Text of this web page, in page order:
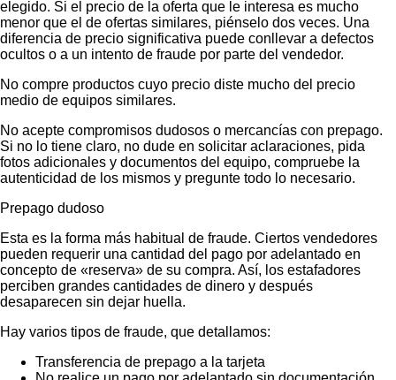
elegido. Si el precio de la oferta que le interesa es mucho
menor que el de ofertas similares, piénselo dos veces. Una
diferencia de precio significativa puede conllevar a defectos
ocultos o a un intento de fraude por parte del vendedor.
No compre productos cuyo precio diste mucho del precio
medio de equipos similares.
No acepte compromisos dudosos o mercancías con prepago.
Si no lo tiene claro, no dude en solicitar aclaraciones, pida
fotos adicionales y documentos del equipo, compruebe la
autenticidad de los mismos y pregunte todo lo necesario.
Prepago dudoso
Esta es la forma más habitual de fraude. Ciertos vendedores
pueden requerir una cantidad del pago por adelantado en
concepto de «reserva» de su compra. Así, los estafadores
perciben grandes cantidades de dinero y después
desaparecen sin dejar huella.
Hay varios tipos de fraude, que detallamos:
Transferencia de prepago a la tarjeta